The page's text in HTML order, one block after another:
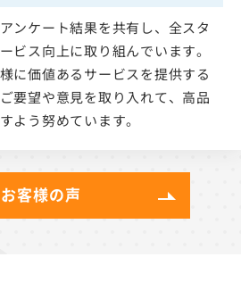
ンケート結果を共有し、全スタ
ビス向上に取り組んでいます。
に価値あるサービスを提供する
要望や意見を取り入れて、高品
よう努めています。
お客様の声